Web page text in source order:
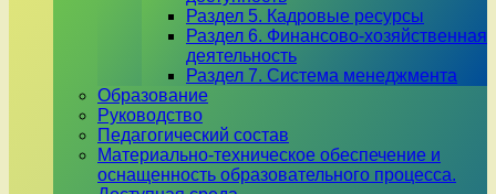
Раздел 5. Кадровые ресурсы
Раздел 6. Финансово-хозяйственная
деятельность
Раздел 7. Система менеджмента
Образование
Руководство
Педагогический состав
Материально-техническое обеспечение и
оснащенность образовательного процесса.